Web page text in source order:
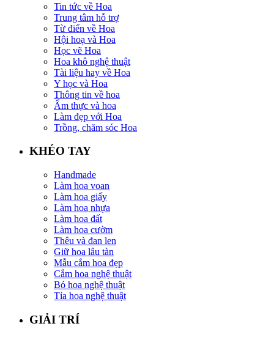
Tin tức về Hoa
Trung tâm hỗ trợ
Từ điển về Hoa
Hội hoạ và Hoa
Học vẽ Hoa
Hoa khô nghệ thuật
Tài liệu hay về Hoa
Y học và Hoa
Thông tin về hoa
Ẩm thực và hoa
Làm đẹp với Hoa
Trồng, chăm sóc Hoa
KHÉO TAY
Handmade
Làm hoa voan
Làm hoa giấy
Làm hoa nhựa
Làm hoa đất
Làm hoa cườm
Thêu và đan len
Giữ hoa lâu tàn
Mẫu cắm hoa đẹp
Cắm hoa nghệ thuật
Bó hoa nghệ thuật
Tỉa hoa nghệ thuật
GIẢI TRÍ